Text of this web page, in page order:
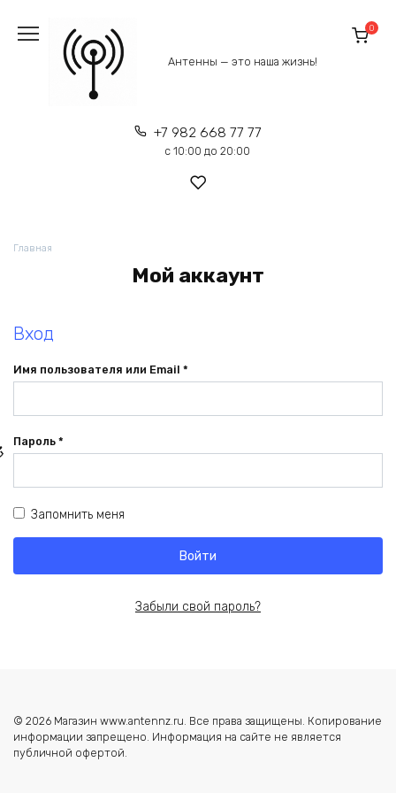
содержанию
Антенны — это наша жизнь!
+7 982 668 77 77
с 10:00 до 20:00
0
Главная
Мой аккаунт
Вход
Имя пользователя или Email *
Пароль *
Запомнить меня
Войти
Забыли свой пароль?
© 2026 Магазин www.antennz.ru. Все права защищены. Копирование
информации запрещено. Информация на сайте не является
публичной офертой.